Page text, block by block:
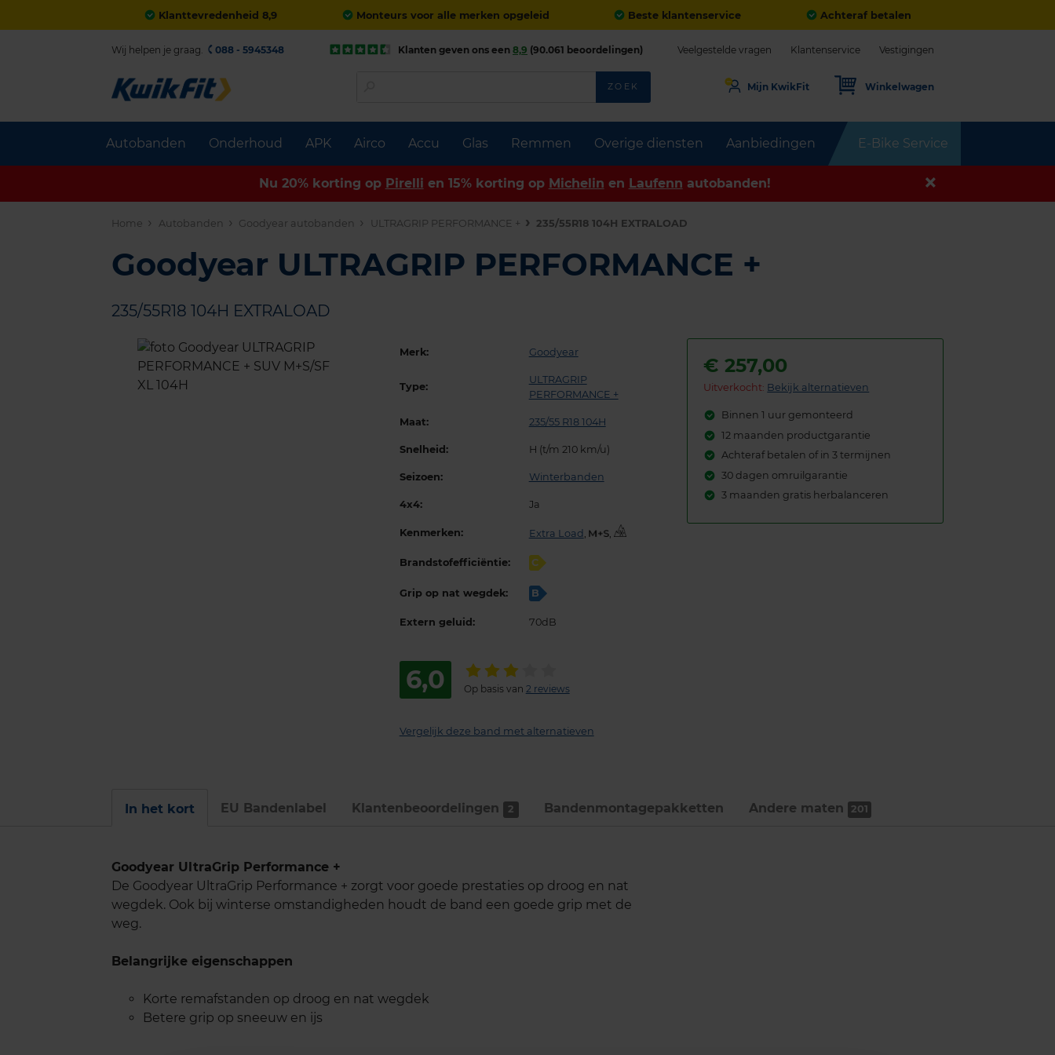
Klanttevredenheid 8,9 Monteurs voor alle merken opgeleid Beste klantenservice Achteraf betalen
Autobanden Onderhoud APK Airco Accu Glas Remmen Overige diensten Aanbiedingen E-Bike Service
Wij helpen je graag. 088 - 5945348 Klanten geven ons een 8,9 (90.061 beoordelingen) Veelgestelde vragen Klantenservice Vestigingen
ZOEK Mijn KwikFit Winkelwagen
Nu 20% korting op Pirelli en 15% korting op Michelin en Laufenn autobanden!
Home Autobanden Goodyear autobanden ULTRAGRIP PERFORMANCE + 235/55R18 104H EXTRALOAD
Goodyear ULTRAGRIP PERFORMANCE +
235/55R18 104H EXTRALOAD
Merk: Goodyear
Type:
ULTRAGRIP
PERFORMANCE +
Maat: 235/55 R18 104H
Snelheid: H (t/m 210 km/u)
Seizoen: Winterbanden
4x4: Ja
Kenmerken: Extra Load , ,
Brandstofefficiëntie: C
Grip op nat wegdek: B
Extern geluid: 70dB
6,0 Op basis van 2 reviews
Vergelijk deze band met alternatieven
€257,00
Uitverkocht: Bekijk alternatieven
Binnen 1 uur gemonteerd
12 maanden productgarantie
Achteraf betalen of in 3 termijnen
30 dagen omruilgarantie
3 maanden gratis herbalanceren
In het kort EU Bandenlabel Klantenbeoordelingen 2 Bandenmontage­pakketten Andere maten 201
Goodyear UltraGrip Performance +
De Goodyear UltraGrip Performance + zorgt voor goede prestaties op droog en nat
wegdek. Ook bij winterse omstandigheden houdt de band een goede grip met de
weg.
Belangrijke eigenschappen
Korte remafstanden op droog en nat wegdek
Betere grip op sneeuw en ijs